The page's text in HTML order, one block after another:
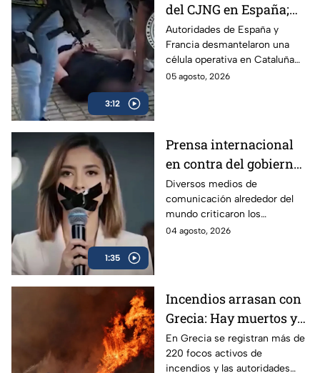
3:12
del CJNG en España;
traficaban droga
diluida en vainilla
Autoridades de España y
Francia desmantelaron una
célula operativa en Cataluña
del cártel Jalisco Nueva
05 agosto, 2026
1:35
Prensa internacional
en contra del gobierno
por los Lineamientos
para Callar a México
Diversos medios de
comunicación alrededor del
mundo criticaron los
Lineamientos para Callar a
04 agosto, 2026
Incendios arrasan con
Grecia: Hay muertos y
más de mil evacuados
En Grecia se registran más de
220 focos activos de
incendios y las autoridades